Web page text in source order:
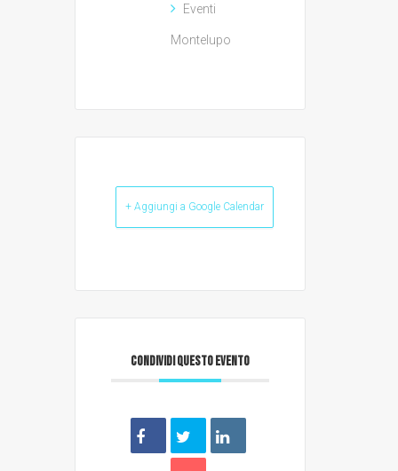
Eventi
Montelupo
+ Aggiungi a Google Calendar
CONDIVIDI QUESTO EVENTO